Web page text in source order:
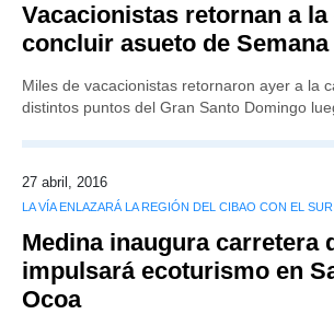
Vacacionistas retornan a
concluir asueto de Semana
Miles de vacacionistas retornaron ayer a la
distintos puntos del Gran Santo Domingo
27 abril, 2016
LA VÍA ENLAZARÁ LA REGIÓN DEL CIBAO CON EL SUR
Medina inaugura carretera
impulsará ecoturismo en
Ocoa